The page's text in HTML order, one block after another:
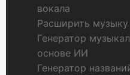
вокала
Расширить музыку
Генератор
основе ИИ
Генератор